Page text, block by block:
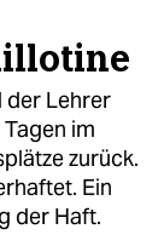
der Lehrer
im
zurück.
Ein
der Haft.